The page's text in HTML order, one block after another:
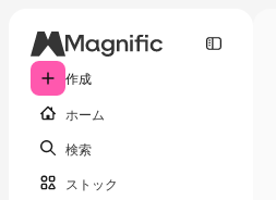
作成
ホーム
検索
ストック